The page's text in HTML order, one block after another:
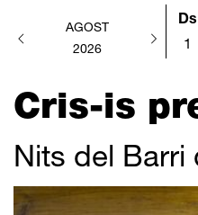
AGOST
2026
Ds
1
Cris-is
Nits del Barri